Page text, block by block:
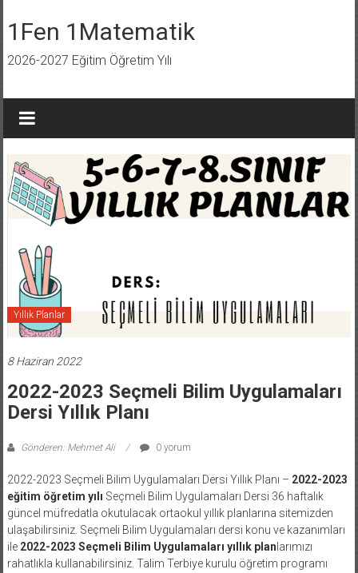
geç
1Fen 1Matematik
2026-2027 Eğitim Öğretim Yılı
Yıllık Planlar
8 Haziran 2022
2022-2023 Seçmeli Bilim Uygulamaları
Dersi Yıllık Planı
Gönderen: Mehmet Ali 0 yorum
2022-2023 Seçmeli Bilim Uygulamaları Dersi Yıllık Planı – 2022-2023
eğitim öğretim yılı Seçmeli Bilim Uygulamaları Dersi 36 haftalık
güncel müfredatla okutulacak ortaokul yıllık planlarına sitemizden
ulaşabilirsiniz. Seçmeli Bilim Uygulamaları dersi konu ve kazanımları
ile 2022-2023 Seçmeli Bilim Uygulamaları yıllık plan larımızı
rahatlıkla kullanabilirsiniz. Talim Terbiye kurulu öğretim programı